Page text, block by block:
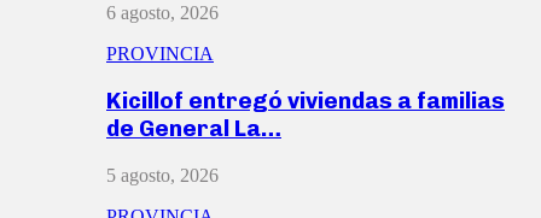
6 agosto, 2026
PROVINCIA
Kicillof entregó viviendas a familias
de General La…
5 agosto, 2026